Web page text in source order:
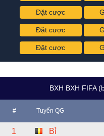
Đặt cược
Đặt cược
Đặt cược
BXH BXH FIFA
# Tuyển QG
1 Bỉ